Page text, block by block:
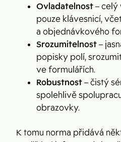
Ovladatelnost– celý
pouze klávesnicí,
a objednávkového
Srozumitelnost–
popisky polí,
ve formulářích.
Robustnost– čistý
spolehlivě
obrazovky.
K tomu norma přidává